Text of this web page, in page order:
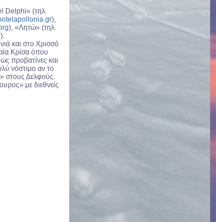
Delphi» (τηλ.
),
), «Λητώ» (τηλ.
).
και στο Χρισσό
Κρίσα όπου
προβατίνες και
νόστιμο αν το
στους Δελφούς.
με διεθνείς